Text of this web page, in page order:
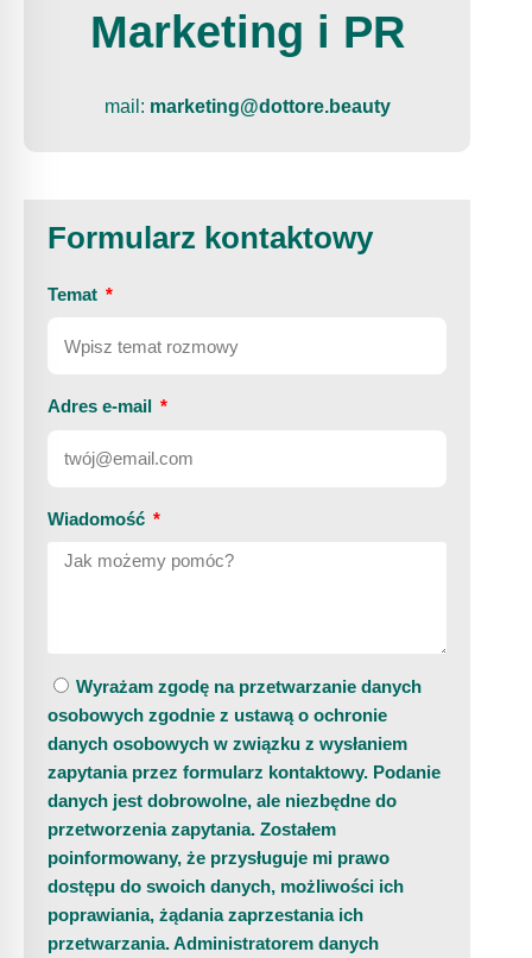
Marketing i PR
mail: marketing@dottore.beauty
Formularz kontaktowy
Temat
Adres e-mail
Wiadomość
Wyrażam zgodę na przetwarzanie danych
osobowych zgodnie z ustawą o ochronie
danych osobowych w związku z wysłaniem
zapytania przez formularz kontaktowy. Podanie
danych jest dobrowolne, ale niezbędne do
przetworzenia zapytania. Zostałem
poinformowany, że przysługuje mi prawo
dostępu do swoich danych, możliwości ich
poprawiania, żądania zaprzestania ich
przetwarzania. Administratorem danych